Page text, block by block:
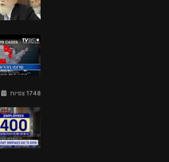
1748 צפיות